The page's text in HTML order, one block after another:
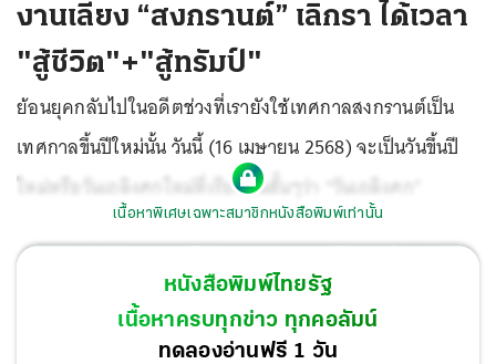
งานเลี้ยง “สงกรานต์” เลิกรา ได้เวลา
"สู้ชีวิต"+"สู้ทรัมป์"
ย้อนยุคกลับไปในอดีตช่วงที่เรายังใช้เทศกาลสงกรานต์เป็น
เทศกาลขึ้นปีใหม่นั้น วันนี้ (16 เมษายน 2568) จะเป็นวันขึ้นปี
ใหม่หรือวันเถลิงศกใหม่ที่เรียกกันสั้นๆว่า “วันเถลิงศก”
เนื้อหาพิเศษเฉพาะสมาชิกหนังสือพิมพ์เท่านั้น
หนังสือพิมพ์ไทยรัฐ
เนื้อหาครบทุกข่าว ทุกคอลัมน์
ทดลองอ่านฟรี 1 วัน